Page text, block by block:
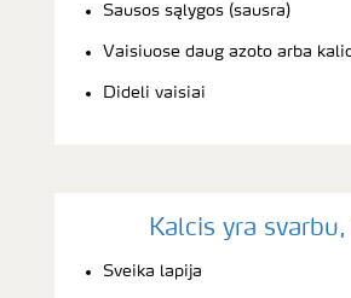
Sausos sąlygos (sausra)
Vaisiuose daug azoto arba
Dideli vaisiai
Kalcis yra svarbu,
Sveika lapija